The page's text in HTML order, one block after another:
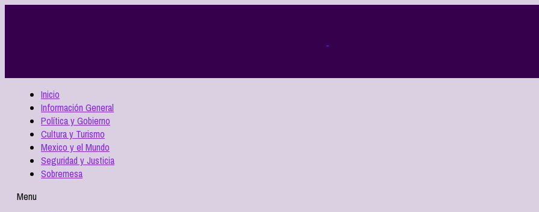
Inicio
Información General
Política y Gobierno
Cultura y Turismo
Mexico y el Mundo
Seguridad y Justicia
Sobremesa
Menu